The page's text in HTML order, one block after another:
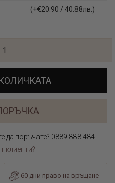
(+€20.90 / 40.88лв.)
да поръчате? 0889 888 484
клиенти?
60 дни право на връщане